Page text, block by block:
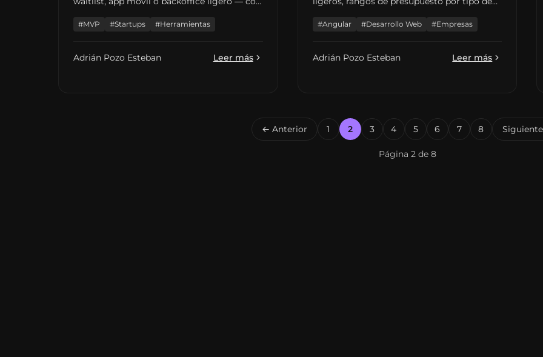
guías de MVP del blog y errores que alargan
#MVP #Startups #Herramientas
Adrián Pozo Esteban Leer más
incluir en el briefing para presupuestos
#Angular #Desarrollo Web #Empresas
Adrián Pozo Esteban Leer más
← Anterior 1 2 3 4 5 6 7 8
Página 2 de 8